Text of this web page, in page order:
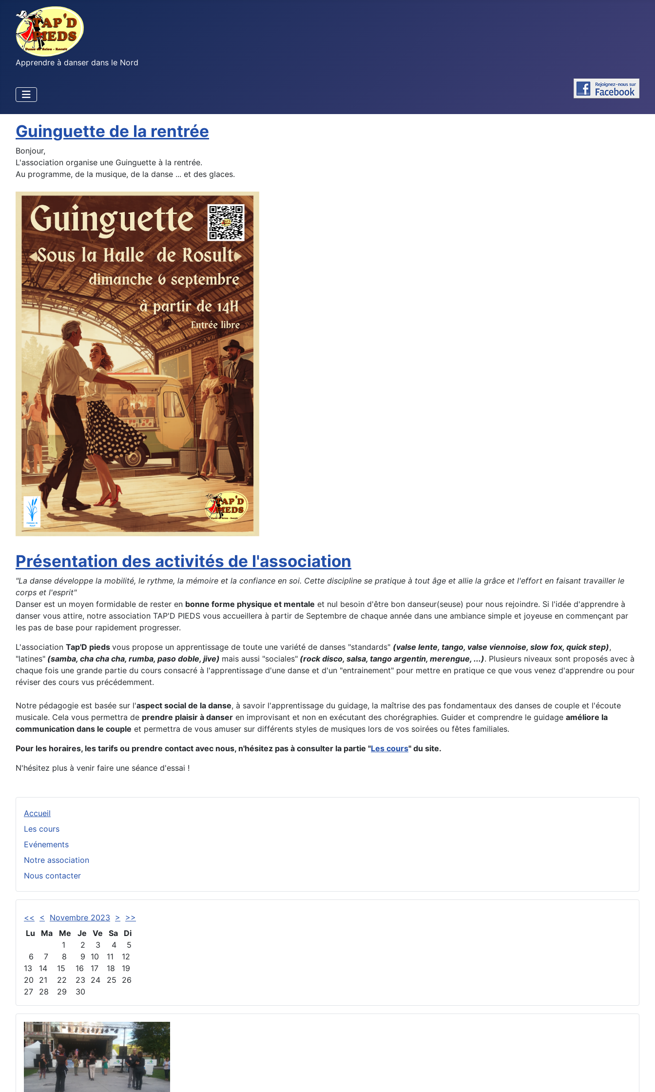
Apprendre à danser dans le Nord
Accueil
Les cours
Evénements
Notre association
Nous contacter
<< < Novembre 2023 >
>>
Lu
Ma Me Je Ve Sa
Di
1
2 3 4
5
6
7 8 9 10 11
12
13
14 15 16 17 18
19
20
21 22 23 24 25
26
27
28 29 30
Guinguette de la rentrée
Bonjour,
L'association organise une Guinguette à la rentrée.
Au programme, de la musique, de la danse ... et des glaces.
Présentation des activités de l'association
"La danse développe la mobilité, le rythme, la mémoire et la confiance en soi. Cette discipline se pratique à tout âge et allie la grâce et l'effort en faisant travailler le
corps et l'esprit"
Danser est un moyen formidable de rester en bonne forme physique et mentale et nul besoin d'être bon danseur(seuse) pour nous rejoindre. Si l'idée d'apprendre à
danser vous attire, notre association TAP'D PIEDS vous accueillera à partir de Septembre de chaque année dans une ambiance simple et joyeuse en commençant par
les pas de base pour rapidement progresser.
L'association Tap'D pieds vous propose un apprentissage de toute une variété de danses "standards" (valse lente, tango, valse viennoise, slow fox, quick step),
"latines" (samba, cha cha cha, rumba, paso doble, jive) mais aussi "sociales" (rock disco, salsa, tango argentin, merengue, ...). Plusieurs niveaux sont proposés avec à
chaque fois une grande partie du cours consacré à l'apprentissage d'une danse et d'un "entrainement" pour mettre en pratique ce que vous venez d'apprendre ou pour
réviser des cours vus précédemment.
Notre pédagogie est basée sur l'aspect social de la danse, à savoir l'apprentissage du guidage, la maîtrise des pas fondamentaux des danses de couple et l'écoute
musicale. Cela vous permettra de prendre plaisir à danser en improvisant et non en exécutant des chorégraphies. Guider et comprendre le guidage améliore la
communication dans le couple et permettra de vous amuser sur différents styles de musiques lors de vos soirées ou fêtes familiales.
Pour les horaires, les tarifs ou prendre contact avec nous, n'hésitez pas à consulter la partie "Les cours" du site.
N'hésitez plus à venir faire une séance d'essai !